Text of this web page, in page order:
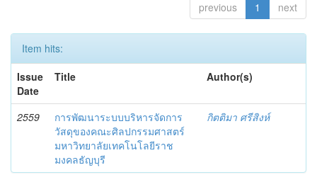
previous 1 next
Item hits:
Issue
Date
Title Author(s)
2559
การพัฒนาระบบบริหารจัดการ
วัสดุของคณะศิลปกรรมศาสตร์
มหาวิทยาลัยเทคโนโลยีราช
มงคลธัญบุรี
กิตติมา ศรีสิงห์